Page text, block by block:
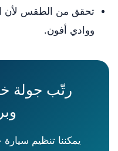
تحقق من الطقس لأن
ووادي أفون.
رتّب جولة
يمكننا تنظيم